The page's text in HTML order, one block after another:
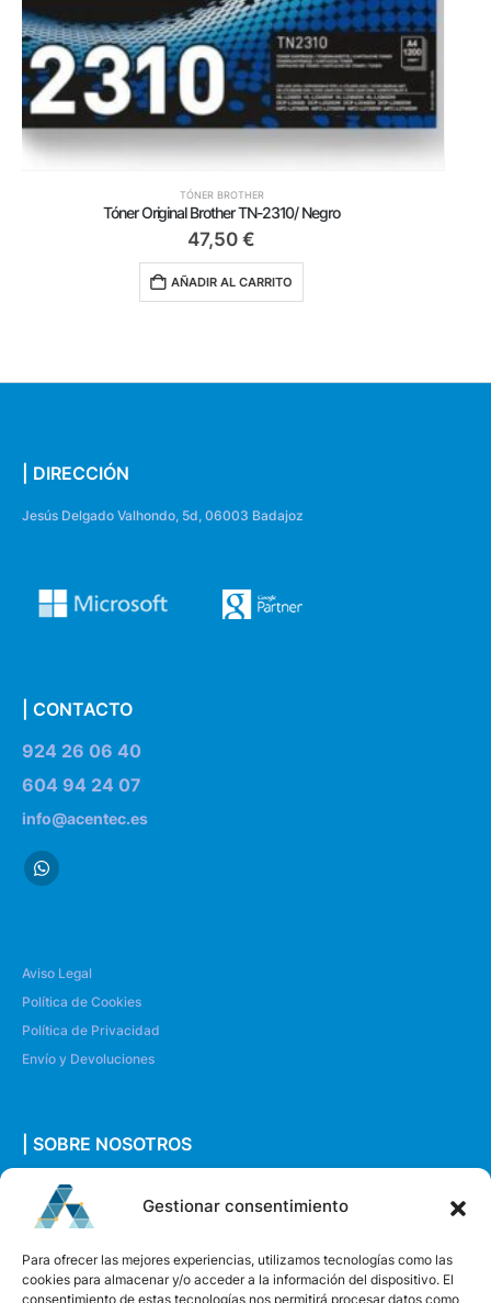
Gestionar consentimiento
Para ofrecer las mejores experiencias, utilizamos tecnologías como las
cookies para almacenar y/o acceder a la información del dispositivo. El
consentimiento de estas tecnologías nos permitirá procesar datos como
TÓNER BROTHER
Tóner Original Brother TN241CMY Multipack/ Cian/ Magenta/ Amarillo
195,00
AÑADIR AL CARRITO
| DIRECCIÓN
Jesús Delgado Valhondo, 5d, 06003 Badajoz
| CONTACTO
924 26 06 40
604 94 24 07
info@acentec.es
Aviso Legal
Política de Cookies
Política de Privacidad
Envío y Devoluciones
| SOBRE NOSOTROS
Quiénes somos
Envíanos un mensaje